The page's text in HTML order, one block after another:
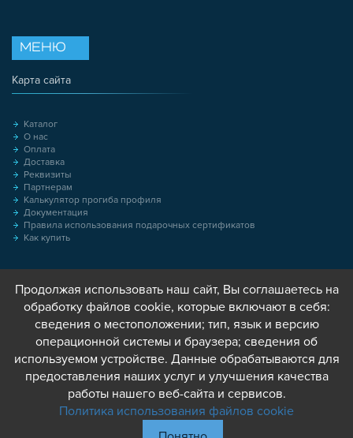
МЕНЮ
Карта сайта
Каталог
О нас
Оплата
Доставка
Реквизиты
Партнерам
Калькулятор прогиба профиля
Документация
Правила использования подарочных сертификатов
Как купить
Продолжая использовать наш сайт, Вы соглашаетесь на
обработку файлов cookie, которые включают в себя:
сведения о местоположении; тип, язык и версию
операционной системы и браузера; сведения об
используемом устройстве. Данные обрабатываются для
предоставления наших услуг и улучшения качества
работы нашего веб-сайта и сервисов.
Политика использования файлов cookie